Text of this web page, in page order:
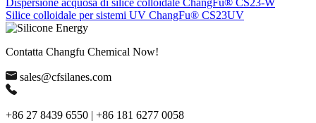
Dispersione acquosa di silice colloidale ChangFu® CS23-W
Silice colloidale per sistemi UV ChangFu® CS23UV
Contatta Changfu Chemical Now!
sales@cfsilanes.com
+86 27 8439 6550 | +86 181 6277 0058